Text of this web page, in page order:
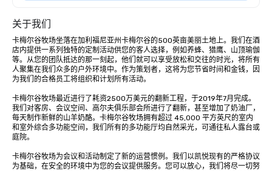
关于我们
卡梅尔谷牧场坐落在加利福尼亚州卡梅尔谷的500英亩美丽土地上。我们在酒
店内提供一系列独特的定制活动供您的客人选择，例如养蜂、猎鹰、山顶瑜伽
等。从您的团队抵达的那一刻起，他们就可以享受放松和交往的时光，将所有
人聚集在我们众多的户外环境中。作为策划者，这将为您节省时间和金钱，因
为我们的合格员工将组织和计划所有活动。
卡梅尔谷牧场最近进行了耗资2500万美元的翻新工程，于2019年7月完成。
我们对客房、会议空间、高尔夫俱乐部会所进行了翻新，甚至增加了奶油厂，
每天制作新鲜的山羊奶酪。卡梅尔谷牧场拥有超过 45,000 平方英尺的室内
和室外综合多功能空间，我们所有的多功能厅均自然采光，可通往私人露台或
庭院。
卡梅尔谷牧场为会议和活动制定了新的运营惯例。我们以凯悦现有的严格协议
为基础，在安全的环境中为您的会议提供服务。您可以放心，我们将尽一切努